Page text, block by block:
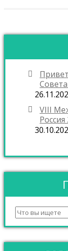
VIII
Россия